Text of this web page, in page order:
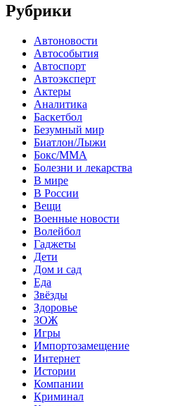
Рубрики
Автоновости
Автособытия
Автоспорт
Автоэксперт
Актеры
Аналитика
Баскетбол
Безумный мир
Биатлон/Лыжи
Бокс/MMA
Болезни и лекарства
В мире
В России
Вещи
Военные новости
Волейбол
Гаджеты
Дети
Дом и сад
Еда
Звёзды
Здоровье
ЗОЖ
Игры
Импортозамещение
Интернет
Истории
Компании
Криминал